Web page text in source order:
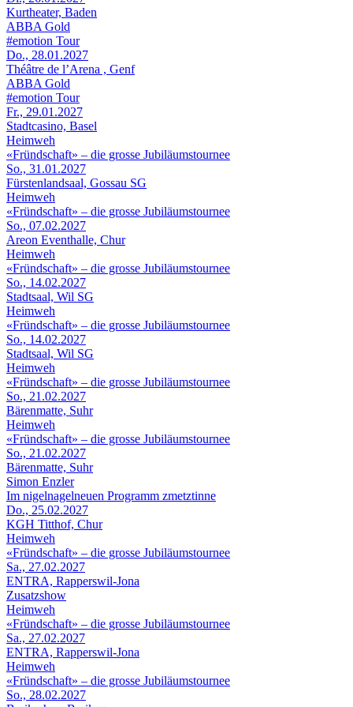
Kurtheater, Baden
ABBA Gold
#emotion Tour
Do., 28.01.2027
Théâtre de l’Arena , Genf
ABBA Gold
#emotion Tour
Fr., 29.01.2027
Stadtcasino, Basel
Heimweh
«Fründschaft» – die grosse Jubiläumstournee
So., 31.01.2027
Fürstenlandsaal, Gossau SG
Heimweh
«Fründschaft» – die grosse Jubiläumstournee
So., 07.02.2027
Areon Eventhalle, Chur
Heimweh
«Fründschaft» – die grosse Jubiläumstournee
So., 14.02.2027
Stadtsaal, Wil SG
Heimweh
«Fründschaft» – die grosse Jubiläumstournee
So., 14.02.2027
Stadtsaal, Wil SG
Heimweh
«Fründschaft» – die grosse Jubiläumstournee
So., 21.02.2027
Bärenmatte, Suhr
Heimweh
«Fründschaft» – die grosse Jubiläumstournee
So., 21.02.2027
Bärenmatte, Suhr
Simon Enzler
Im nigelnagelneuen Programm zmetztinne
Do., 25.02.2027
KGH Titthof, Chur
Heimweh
«Fründschaft» – die grosse Jubiläumstournee
Sa., 27.02.2027
ENTRA, Rapperswil-Jona
Zusatzshow
Heimweh
«Fründschaft» – die grosse Jubiläumstournee
Sa., 27.02.2027
ENTRA, Rapperswil-Jona
Heimweh
«Fründschaft» – die grosse Jubiläumstournee
So., 28.02.2027